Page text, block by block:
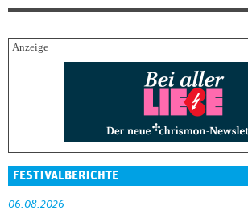
FESTIVALBERICHTE
06.08.2026